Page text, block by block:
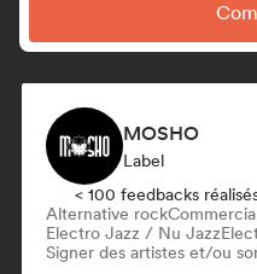
MOSHO
Label
< 100 feedbacks
Alternative rock
Electro Jazz / Nu Jazz
Signer des artistes et/ou